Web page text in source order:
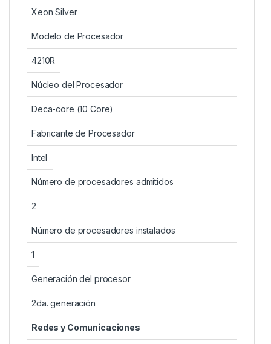
Xeon Silver
Modelo de Procesador
4210R
Núcleo del Procesador
Deca-core (10 Core)
Fabricante de Procesador
Intel
Número de procesadores admitidos
2
Número de procesadores instalados
1
Generación del procesor
2da. generación
Redes y Comunicaciones